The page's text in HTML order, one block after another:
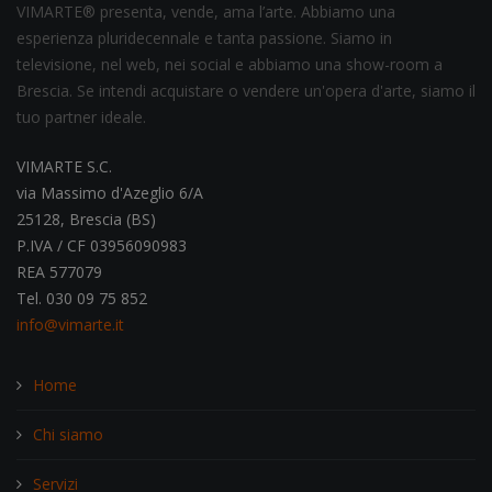
VIMARTE® presenta, vende, ama l’arte. Abbiamo una
esperienza pluridecennale e tanta passione. Siamo in
televisione, nel web, nei social e abbiamo una show-room a
Brescia. Se intendi acquistare o vendere un'opera d'arte, siamo il
tuo partner ideale.
VIMARTE S.C.
via Massimo d'Azeglio 6/A
25128, Brescia (BS)
P.IVA / CF 03956090983
REA 577079
Tel. 030 09 75 852
info@vimarte.it
Home
Chi siamo
Servizi